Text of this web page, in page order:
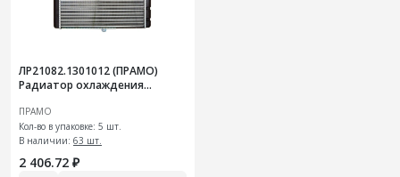
ЛР21082.1301012 (ПРАМО)
Радиатор охлаждения
ПРАМО
Кол-во в упаковке: 5 шт.
В наличии: 63 шт.
2 406.72 ₽